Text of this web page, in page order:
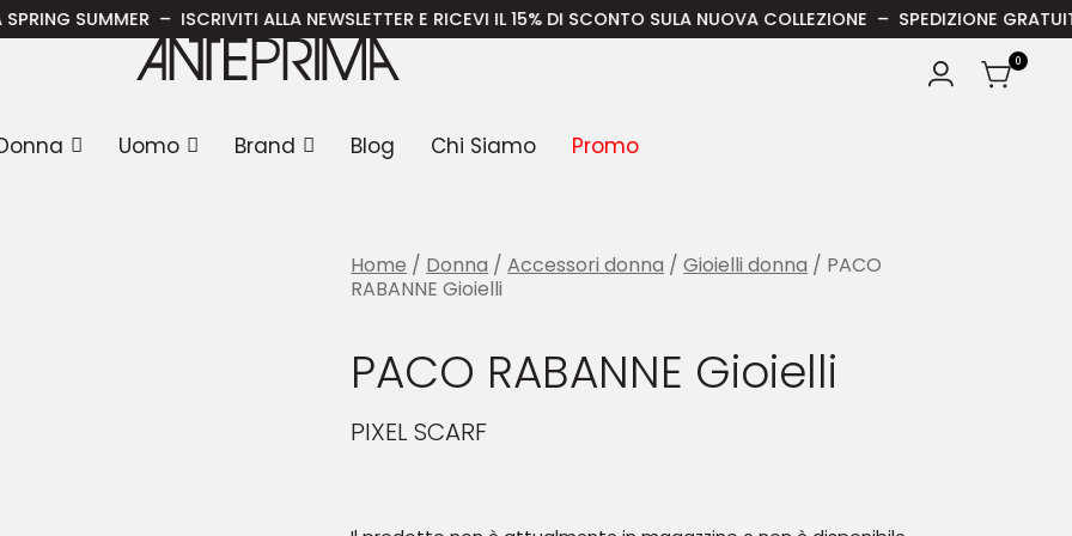
SUMMER – ISCRIVITI ALLA NEWSLETTER E RICEVI IL 15% DI SCONTO SULA NUOVA COLLEZIONE – SPEDIZIONE GRATUITA IN
0
Uomo Brand Blog Chi Siamo Promo
Gioielli
Home / Donna /Accessori donna /Gioielli donna / PACO
RABANNE Gioielli
PACO RABANNE Gioielli
PIXEL SCARF